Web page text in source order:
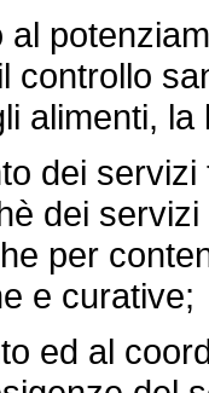
controllo
alimenti,
dei servizi
dei
per
e curative;
ed al